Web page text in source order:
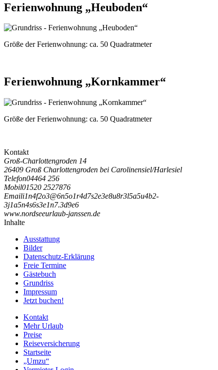
Ferienwohnung „Heuboden“
Größe der Ferienwohnung: ca. 50 Quadratmeter
Ferienwohnung „Kornkammer“
Größe der Ferienwohnung: ca. 50 Quadratmeter
Kontakt
Groß-Charlottengroden 14
26409 Groß Charlottengroden bei Carolinensiel/Harlesiel
Telefon04464 256
Mobil01520 2527876
Emaili1n4f2o3@6n5o1r4d7s2e3e8u8r3l5a5u4b2-
3j1a5n4s6s3e1n7.3d9e6
www.nordseeurlaub-janssen.de
Inhalte
Ausstattung
Bilder
Datenschutz-Erklärung
Freie Termine
Gästebuch
Grundriss
Impressum
Jetzt buchen!
Kontakt
Mehr Urlaub
Preise
Reiseversicherung
Startseite
„Umzu“